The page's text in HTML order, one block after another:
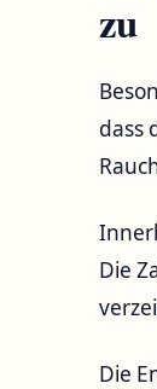
zu
dass
Die
Die